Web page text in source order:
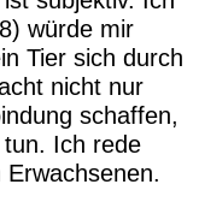
würde mir
Tier sich durch
nicht nur
schaffen,
Ich rede